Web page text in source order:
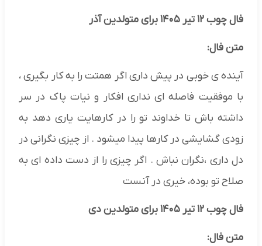
فال چوب ۱۲ تیر ۱۴۰۵ برای متولدین آذر
متن فال:
آینده ی خوبی در پیش داری اگر همتت را به کار بگیری ،
با موفقیت فاصله ای نداری افکار و نیات پاک در سر
داشته باش تا خداوند تو را در کارهایت یاری دهد به
زودی گشایشی در کارها پیدا میشود . از چیزی نگرانی در
دل داری ،نگران نباش . اگر چیزی را از دست داده ای به
صلاح تو بوده، خیری در آنست
فال چوب ۱۲ تیر ۱۴۰۵ برای متولدین دی
متن فال: